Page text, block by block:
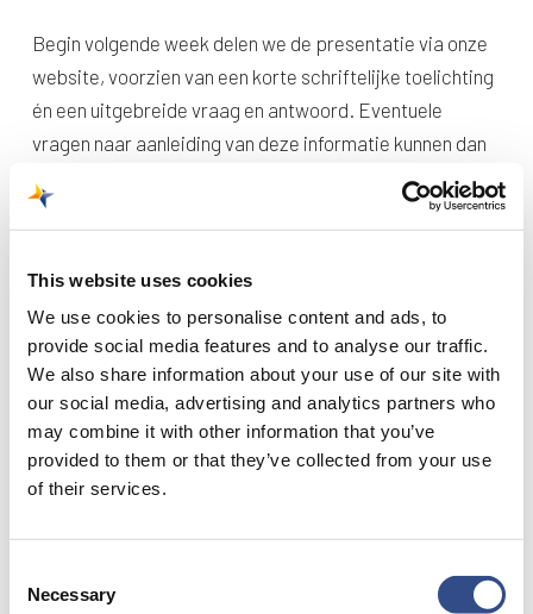
This website uses cookies
We use cookies to personalise content and ads, to
provide social media features and to analyse our traffic.
We also share information about your use of our site with
our social media, advertising and analytics partners who
may combine it with other information that you’ve
provided to them or that they’ve collected from your use
of their services.
Selection
Necessary
Begin volgende week delen we de presentatie via onze
website, voorzien van een korte schriftelijke toelichting
én een uitgebreide vraag en antwoord. Eventuele
vragen naar aanleiding van deze informatie kunnen dan
plaats. We presenteren dan de onderzoeksresultaten.
Zodra de datum bekend is, publiceren we deze (net als
nu) op onze website en vragen we alle Zuid-Limburgse
gemeenten dit op hun websites en/of nieuwsbrief te
vermelden.